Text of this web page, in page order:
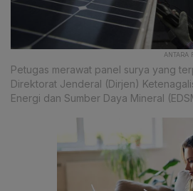
ANTARA
Petugas merawat panel surya yang
Direktorat Jenderal (Dirjen)
Energi dan Sumber Daya Mineral